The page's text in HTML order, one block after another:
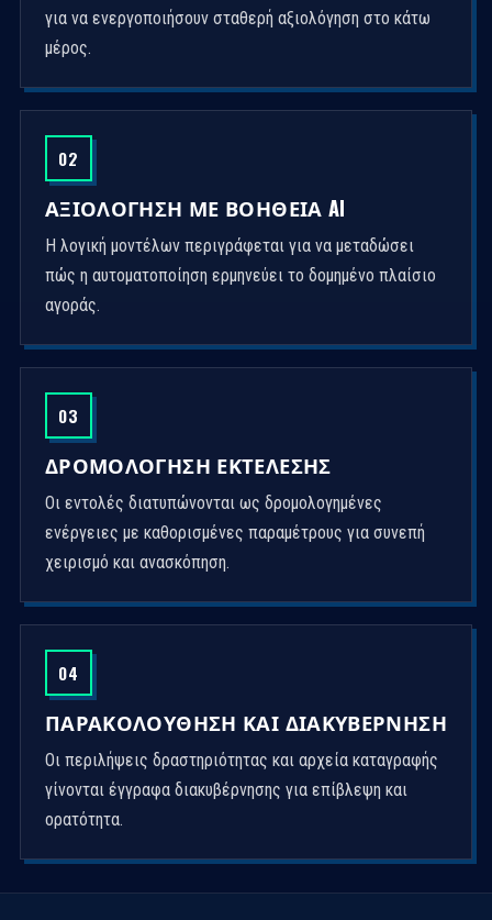
για να ενεργοποιήσουν σταθερή αξιολόγηση στο κάτω
μέρος.
02
ΑΞΙΟΛΌΓΗΣΗ ΜΕ ΒΟΉΘΕΙΑ AI
Η λογική μοντέλων περιγράφεται για να μεταδώσει
πώς η αυτοματοποίηση ερμηνεύει το δομημένο πλαίσιο
αγοράς.
03
ΔΡΟΜΟΛΌΓΗΣΗ ΕΚΤΈΛΕΣΗΣ
Οι εντολές διατυπώνονται ως δρομολογημένες
ενέργειες με καθορισμένες παραμέτρους για συνεπή
χειρισμό και ανασκόπηση.
04
ΠΑΡΑΚΟΛΟΎΘΗΣΗ ΚΑΙ ΔΙΑΚΥΒΈΡΝΗΣΗ
Οι περιλήψεις δραστηριότητας και αρχεία καταγραφής
γίνονται έγγραφα διακυβέρνησης για επίβλεψη και
ορατότητα.